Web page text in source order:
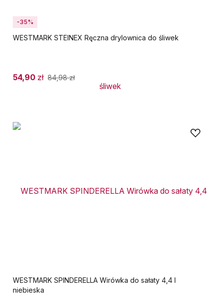
-35%
WESTMARK STEINEX Ręczna drylownica do śliwek
54,90 zł 84,98zł
WESTMARK SPINDERELLA Wirówka do sałaty 4,4 l
niebieska